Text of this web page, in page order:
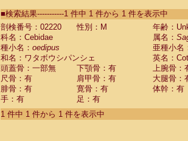
CebidaeSaguinus labiatus(0)
Cebidae Saguinus leucopus (0)
Cebidae
Cebidae
CebidaeSaguinus nigricollis (0)
Cebidae Saguinus oedipus
Cebidae Saguinus weddelli
Cebidae Saguinusspp.
Cebidae Aotus trivirgatus
Cebidae Cebus albifrons
■検索結果-----------1 件中 1 件から 1 件を表示中
剖検番号：02220
性別：M
年齢：
科名：Cebidae
属名：
種小名： oedipus
亜種小名
和名：ワタボウシパンシェ
英名：
頭蓋骨：一部無
下顎骨：有
上腕骨：
尺骨：有
肩甲骨：有
大腿骨：
腓骨：有
寛骨：有
体幹：有
手：有
足：有
1 件中 1 件から 1 件を表示中